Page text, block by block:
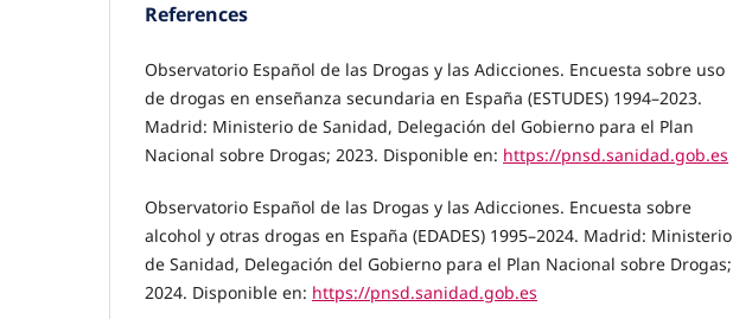
References
Observatorio Español de las Drogas y las Adicciones. Encuesta sobre uso
de drogas en enseñanza secundaria en España (ESTUDES) 1994–2023.
Madrid: Ministerio de Sanidad, Delegación del Gobierno para el Plan
Nacional sobre Drogas; 2023. Disponible en: https://pnsd.sanidad.gob.es
Observatorio Español de las Drogas y las Adicciones. Encuesta sobre
alcohol y otras drogas en España (EDADES) 1995–2024. Madrid: Ministerio
de Sanidad, Delegación del Gobierno para el Plan Nacional sobre Drogas;
2024. Disponible en: https://pnsd.sanidad.gob.es